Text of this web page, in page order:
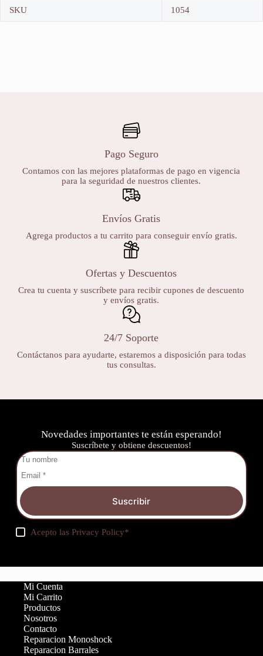
SKU 1054
Pago Seguro
Contamos con las mejores plataformas de pago en vigencia
para la seguridad de nuestros clientes.
Envíos Gratis
Agrega productos a tu carrito para conseguir envío gratis.
Ofertas y Descuentos
Crea tu cuenta y suscríbete para recibir cupones de descuento
y envíos gratis.
24/7 Soporte
Contáctanos para ayudarte, estaremos a disposición para todas
tus consultas.
Novedades importantes te están esperando!
Suscríbete y obtiene descuentos!
Suscribir
Acepto lasPrivacy Policy*
Mi Cuenta
Mi Carrito
Productos
Nosotros
Contacto
Reparacion Monoshock
Reparacion Barrales